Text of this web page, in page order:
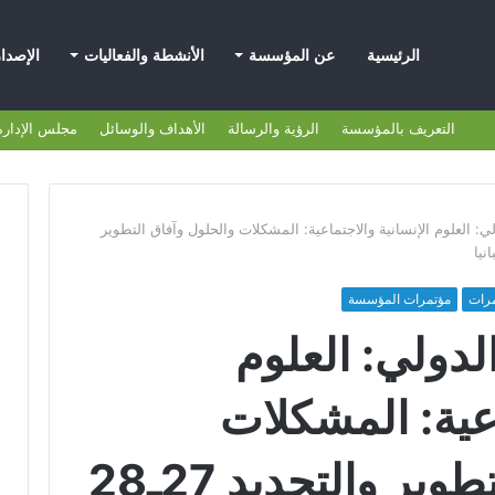
الرئيسية عن المؤسسة الأنشطة والفعاليات
التعريف بالمؤسسة الرؤية والرسالة الأهداف والوسائل مجلس
العلوم الإنسانية والاجتماعية: المشكلات والحلول وآفاق التطوير
مؤتمرات المؤسسة
العلوم
المشكلات
والحلول وآفاق التطوير والتجديد 27ـ28